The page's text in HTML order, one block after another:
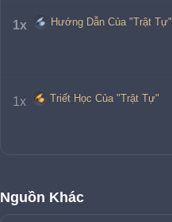
1x Hướng Dẫn Của "Trật Tự"
1x Triết Học Của "Trật Tự"
Nguồn Khác